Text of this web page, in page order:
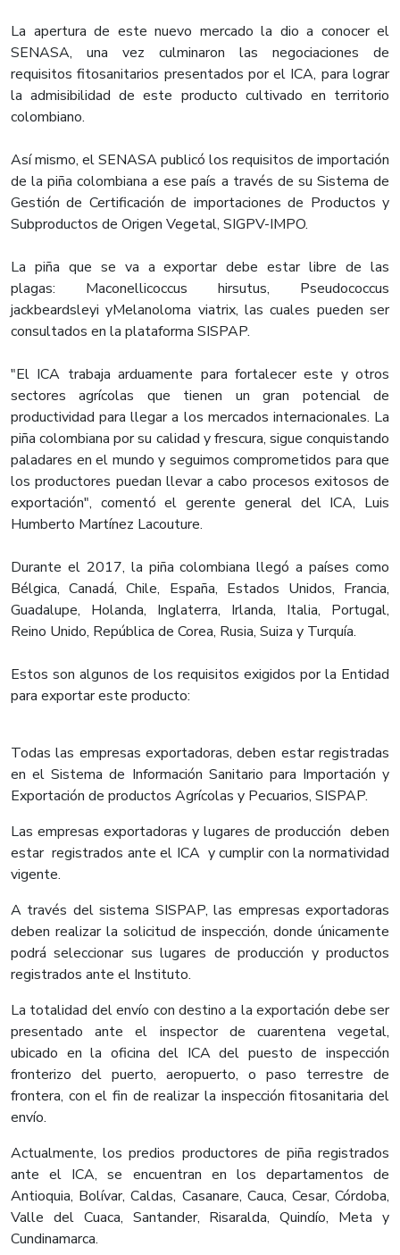
La apertura de este nuevo mercado la dio a conocer el
SENASA, una vez culminaron las negociaciones de
requisitos fitosanitarios presentados por el ICA, para lograr
la admisibilidad de este producto cultivado en territorio
colombiano.
Así mismo, el SENASA publicó los requisitos de importación
de la piña colombiana a ese país a través de su Sistema de
Gestión de Certificación de importaciones de Productos y
Subproductos de Origen Vegetal, SIGPV-IMPO.
La piña que se va a exportar debe estar libre de las
plagas: Maconellicoccus hirsutus, Pseudococcus
jackbeardsleyi yMelanoloma viatrix, las cuales pueden ser
consultados en la plataforma SISPAP.
"El ICA trabaja arduamente para fortalecer este y otros
sectores agrícolas que tienen un gran potencial de
productividad para llegar a los mercados internacionales. La
piña colombiana por su calidad y frescura, sigue conquistando
paladares en el mundo y seguimos comprometidos para que
los productores puedan llevar a cabo procesos exitosos de
exportación", comentó el gerente general del ICA, Luis
Humberto Martínez Lacouture.
Durante el 2017, la piña colombiana llegó a países como
Bélgica, Canadá, Chile, España, Estados Unidos, Francia,
Guadalupe, Holanda, Inglaterra, Irlanda, Italia, Portugal,
Reino Unido, República de Corea, Rusia, Suiza y Turquía.
Estos son algunos de los requisitos exigidos por la Entidad
para exportar este producto:
Todas las empresas exportadoras, deben estar registradas
en el Sistema de Información Sanitario para Importación y
Exportación de productos Agrícolas y Pecuarios, SISPAP.
Las empresas exportadoras y lugares de producción deben
estar registrados ante el ICA y cumplir con la normatividad
vigente.
A través del sistema SISPAP, las empresas exportadoras
deben realizar la solicitud de inspección, donde únicamente
podrá seleccionar sus lugares de producción y productos
registrados ante el Instituto.
La totalidad del envío con destino a la exportación debe ser
presentado ante el inspector de cuarentena vegetal,
ubicado en la oficina del ICA del puesto de inspección
fronterizo del puerto, aeropuerto, o paso terrestre de
frontera, con el fin de realizar la inspección fitosanitaria del
envío.
Actualmente, los predios productores de piña registrados
ante el ICA, se encuentran en los departamentos de
Antioquia, Bolívar, Caldas, Casanare, Cauca, Cesar, Córdoba,
Valle del Cuaca, Santander, Risaralda, Quindío, Meta y
Cundinamarca.